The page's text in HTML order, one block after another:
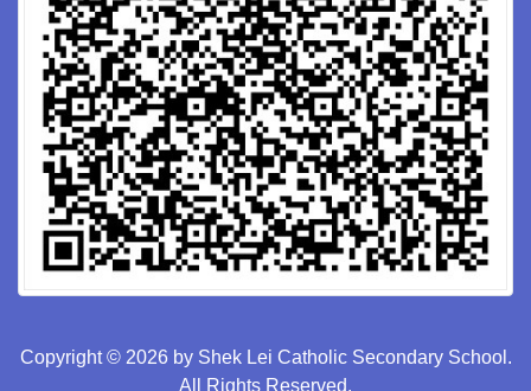
Copyright © 2026 by Shek Lei Catholic Secondary School.
All Rights Reserved.